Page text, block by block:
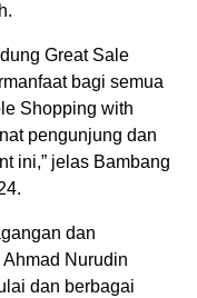
Great Sale
bagi semua
Shopping with
pengunjung dan
ini,” jelas Bambang
dan
Nurudin
dan berbagai